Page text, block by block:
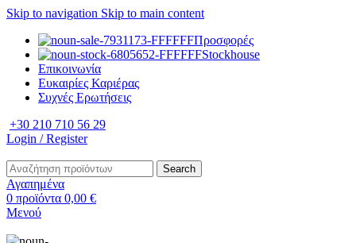
Skip to navigation Skip to main content
Προσφορές
Stockhouse
Επικοινωνία
Ευκαιρίες Καριέρας
Συχνές Ερωτήσεις
+30 210 710 56 29
Login / Register
Search
Αγαπημένα
0 προϊόντα 0,00 €
Μενού